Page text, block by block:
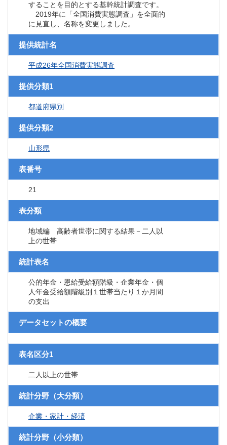
することを目的とする基幹統計調査です。
2019年に「全国消費実態調査」を全面的
に見直し、名称を変更しました。
提供統計名
平成26年全国消費実態調査
提供分類1
都道府県別
提供分類2
山形県
表番号
21
表分類
地域編 高齢者世帯に関する結果－二人以
上の世帯
統計表名
公的年金・恩給受給額階級・企業年金・個
人年金受給額階級別１世帯当たり１か月間
の支出
データセットの概要
表名区分1
二人以上の世帯
統計分野（大分類）
企業・家計・経済
統計分野（小分類）